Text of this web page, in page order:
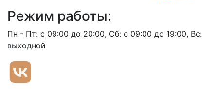
Режим работы:
Пн - Пт: с 09:00 до 20:00, Сб: с 09:00 до 19:00, Вс:
выходной